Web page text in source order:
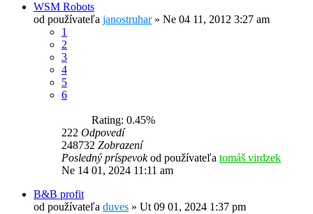
WSM Robots
od používateľa janostruhar» Ne 04 11, 2012 3:27 am
1
2
3
4
5
6
Rating: 0.45%
222 Odpovedí
248732 Zobrazení
Posledný príspevokod používateľa tomáš virdzek
Ne 14 01, 2024 11:11 am
B&B profit
od používateľa duves » Ut 09 01, 2024 1:37 pm